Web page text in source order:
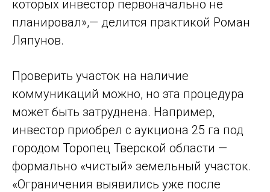
которых инвестор первоначально не
планировал»,— делится практикой Роман
Ляпунов.
Проверить участок на наличие
коммуникаций можно, но эта процедура
может быть затруднена. Например,
инвестор приобрел с аукциона 25 га под
городом Торопец Тверской области —
формально «чистый» земельный участок.
«Ограничения выявились уже после